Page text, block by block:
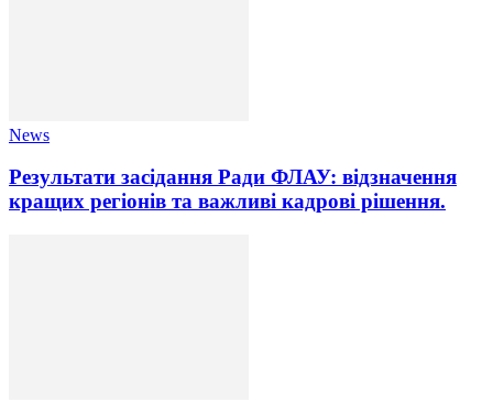
News
Результати засідання Ради ФЛАУ: відзначення
кращих регіонів та важливі кадрові рішення.